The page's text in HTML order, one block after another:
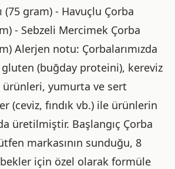
(75 gram) - Havuçlu Çorba
- Sebzeli Mercimek Çorba
Alerjen notu: Çorbalarımızda
(buğday proteini), kereviz
ürünleri, yumurta ve sert
(ceviz, fındık vb.) ile ürünlerin
üretilmiştir. Başlangıç Çorba
markasının sunduğu, 8
için özel olarak formüle